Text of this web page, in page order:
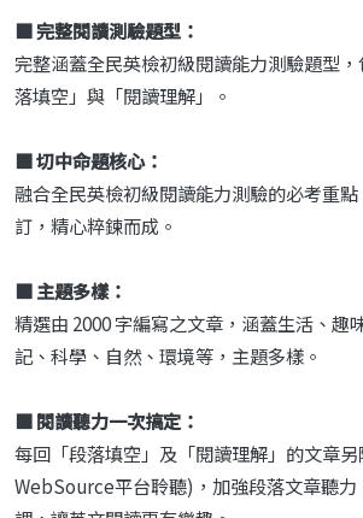
■完整閱讀測驗題型：
完整涵蓋全民英檢初級閱讀能力測驗題型
落填空」與「閱讀理解」。
■切中命題核心：
融合全民英檢初級閱讀能力測驗的必考重
訂，精心粹鍊而成。
■主題多樣：
精選由 2000 字編寫之文章，涵蓋生活、趣
記、科學、自然、環境等，主題多樣。
■閱讀聽力一次搞定：
每回「段落填空」及「閱讀理解」的文章
WebSource平台聆聽)，加強段落文章聽力